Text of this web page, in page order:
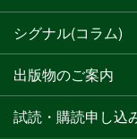
シグナル(コラム)
出版物のご案内
試読・購読申し込